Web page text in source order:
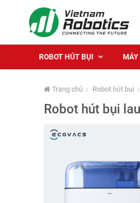
ROBOT HÚT BỤI
Trang chủ Robot hút bụi
Robot hút bụi